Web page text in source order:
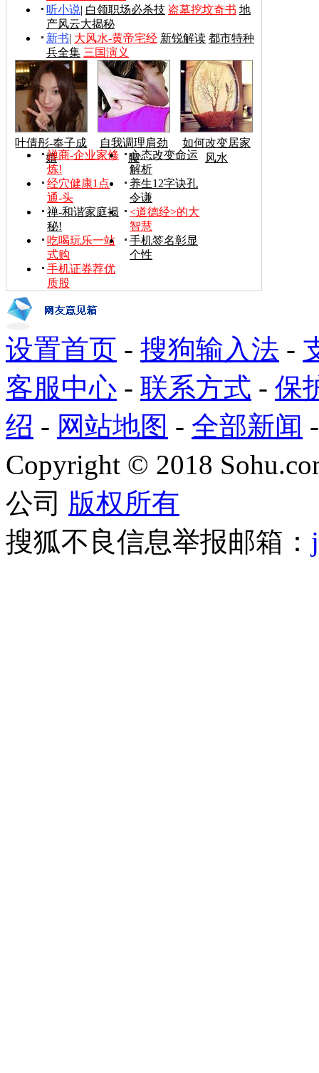
听小说| 白领职场必杀技 盗墓挖坟奇书 地
产风云大揭秘
新书| 大风水-黄帝宅经 新锐解读 都市特种
兵全集 三国演义
叶倩彤-奉子成
婚
自我调理肩劲
腰
如何改变居家
风水
禅商-企业家修
炼!
心态改变命运
解析
经穴健康1点
通-头
养生12字诀孔
令谦
禅-和谐家庭揭
秘!
<道德经>的大
智慧
吃喝玩乐一站
式购
手机签名彰显
个性
手机证券荐优
质股
设置首页 - 搜狗输入法 -
客服中心 - 联系方式 - 保
绍 - 网站地图 - 全部新闻
Copyright © 2018
公司 版权所有
搜狐不良信息举报邮箱：